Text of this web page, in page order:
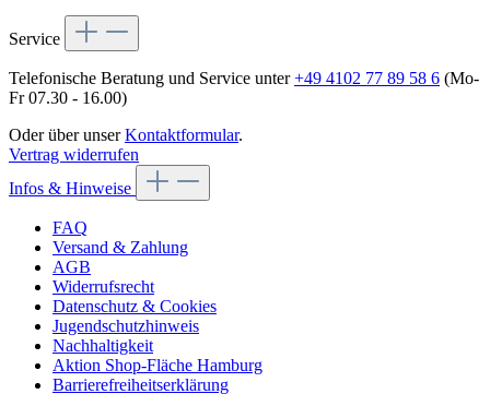
Service
Telefonische Beratung und Service unter+49 4102 77 89 58 6 (Mo-
Fr 07.30 - 16.00)
Oder über unserKontaktformular.
Vertrag widerrufen
Infos & Hinweise
FAQ
Versand & Zahlung
AGB
Widerrufsrecht
Datenschutz & Cookies
Jugendschutzhinweis
Nachhaltigkeit
Aktion Shop-Fläche Hamburg
Barrierefreiheitserklärung